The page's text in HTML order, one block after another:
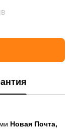
Новая Почта,